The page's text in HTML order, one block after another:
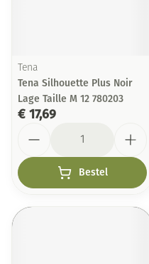
Tena
Tena Silhouette Plus Noir
Lage Taille M 12 780203
€ 17,69
Bestel